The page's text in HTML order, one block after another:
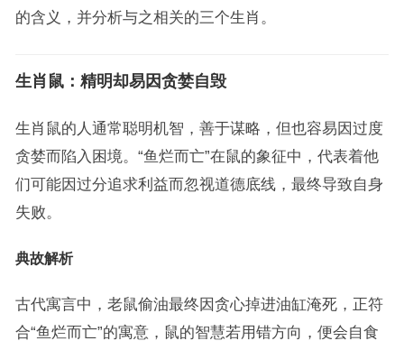
的含义，并分析与之相关的三个生肖。
生肖鼠：精明却易因贪婪自毁
生肖鼠的人通常聪明机智，善于谋略，但也容易因过度
贪婪而陷入困境。“鱼烂而亡”在鼠的象征中，代表着他
们可能因过分追求利益而忽视道德底线，最终导致自身
失败。
典故解析
古代寓言中，老鼠偷油最终因贪心掉进油缸淹死，正符
合“鱼烂而亡”的寓意，鼠的智慧若用错方向，便会自食